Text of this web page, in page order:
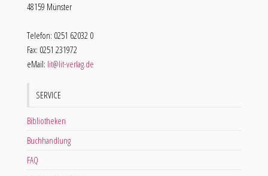
48159 Münster
Telefon: 0251 62032 0
Fax: 0251 231972
eMail: lit@lit-verlag.de
SERVICE
Bibliotheken
Buchhandlung
FAQ